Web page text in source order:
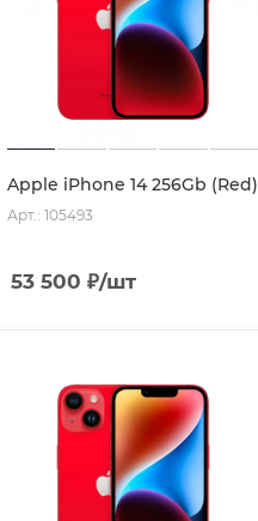
Apple iPhone 14 256Gb (Red)
Арт.: 105493
53 500 ₽/шт